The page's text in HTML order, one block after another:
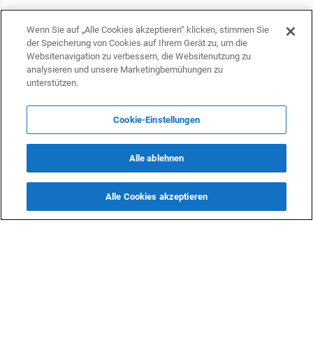
Wenn Sie auf „Alle Cookies akzeptieren“ klicken, stimmen Sie
der Speicherung von Cookies auf Ihrem Gerät zu, um die
Websitenavigation zu verbessern, die Websitenutzung zu
analysieren und unsere Marketingbemühungen zu
unterstützen.
Cookie-Einstellungen
Alle ablehnen
Alle Cookies akzeptieren